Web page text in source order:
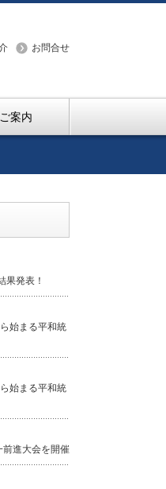
お問合せ
案内
発表！
始まる平和統
始まる平和統
前進大会を開催